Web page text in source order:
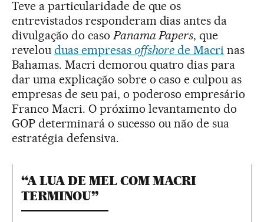
Teve a particularidade de que os
entrevistados responderam dias antes da
divulgação do casoPanama Papers, que
revelou duas empresas offshore de Macri nas
Bahamas. Macri demorou quatro dias para
dar uma explicação sobre o caso e culpou as
empresas de seu pai, o poderoso empresário
Franco Macri. O próximo levantamento do
GOP determinará o sucesso ou não de sua
estratégia defensiva.
“A LUA DE MEL COM MACRI
TERMINOU”